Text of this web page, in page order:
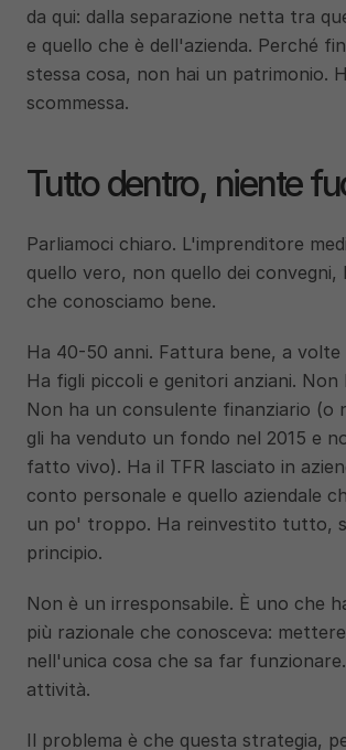
da qui: dalla separazione netta tra
e quello che è dell'azienda. Perché
stessa cosa, non hai un patrimonio.
scommessa.
Tutto dentro, niente
Parliamoci chiaro. L'imprenditore
quello vero, non quello dei
che conosciamo bene.
Ha 40-50 anni. Fattura bene, a volte
Ha figli piccoli e genitori anziani. Non
Non ha un consulente finanziario (o
gli ha venduto un fondo nel 2015 e
fatto vivo). Ha il TFR lasciato in
conto personale e quello aziendale
un po' troppo. Ha reinvestito tutto,
principio.
Non è un irresponsabile. È uno che
più razionale che conosceva:
nell'unica cosa che sa far
attività.
Il problema è che questa strategia,